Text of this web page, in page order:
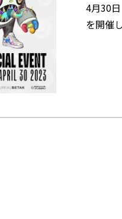
4月30
を開催